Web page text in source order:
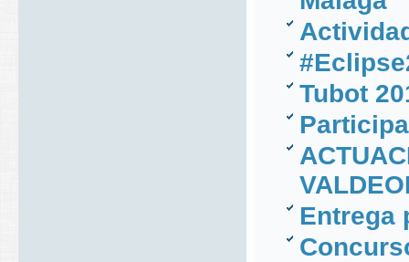
Tubot
Entrega